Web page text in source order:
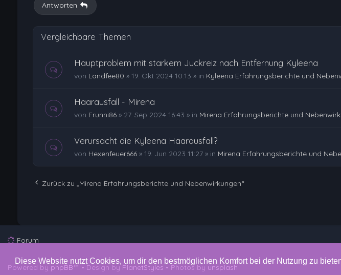
Diese Website nutzt Cookies, um dir den bestmöglichen Komfort bei der Nutzung zu
Antworten
Vergleichbare Themen
Hauptproblem mit starkem Juckreiz nach Entfernung Kyleena
von Landfee80 » 19. Okt 2024 10:13 » in Kyleena Erfahrungsberichte und
Haarausfall - Mirena
von Frunni86» 27. Sep 2024 16:43 » in Mirena Erfahrungsberichte und
Verursacht die Kyleena Haarausfall?
von Hexenfeuer666» 19. Jun 2023 11:27» in Mirena Erfahrungsberichte und
Zurück zu „Mirena Erfahrungsberichte und Nebenwirkungen“
Forum
Powered by phpBB™ • Design byPlanetStyles • Photos by unsplash